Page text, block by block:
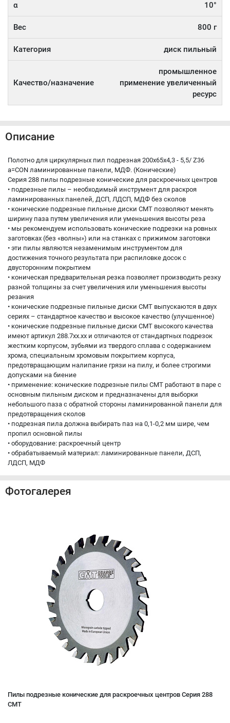
α 10°
Вес 800 г
Категория диск пильный
Качество/назначение
промышленное
применение увеличенный
ресурс
Описание
Полотно для циркулярных пил подрезная 200x65x4,3 - 5,5/ Z36
a=CON ламинированные панели, МДФ. (Конические)
Серия 288 пилы подрезные конические для раскроечных центров
• подрезные пилы – необходимый инструмент для раскроя
ламинированных панелей, ДСП, ЛДСП, МДФ без сколов
• конические подрезные пильные диски CMT позволяют менять
ширину паза путем увеличения или уменьшения высоты реза
• мы рекомендуем использовать конические подрезки на ровных
заготовках (без «волны») или на станках с прижимом заготовки
• эти пилы являются незаменимым инструментом для
достижения точного результата при распиловке досок с
двусторонним покрытием
• коническая предварительная резка позволяет производить резку
разной толщины за счет увеличения или уменьшения высоты
резания
• конические подрезные пильные диски CMT выпускаются в двух
сериях – стандартное качество и высокое качество (улучшенное)
• конические подрезные пильные диски CMT высокого качества
имеют артикул 288.7xx.xx и отличаются от стандартных подрезок
жестким корпусом, зубьями из твердого сплава с содержанием
хрома, специальным хромовым покрытием корпуса,
предотвращающим налипание грязи на пилу, и более строгими
допусками на биение
• применение: конические подрезные пилы CMT работают в паре с
основным пильным диском и предназначены для выборки
небольшого паза с обратной стороны ламинированной панели для
предотвращения сколов
• подрезная пила должна выбирать паз на 0,1-0,2 мм шире, чем
пропил основной пилы
• оборудование: раскроечный центр
• обрабатываемый материал: ламинированные панели, ДСП,
ЛДСП, МДФ
Фотогалерея
Пилы подрезные конические для раскроечных центров Серия 288
CMT